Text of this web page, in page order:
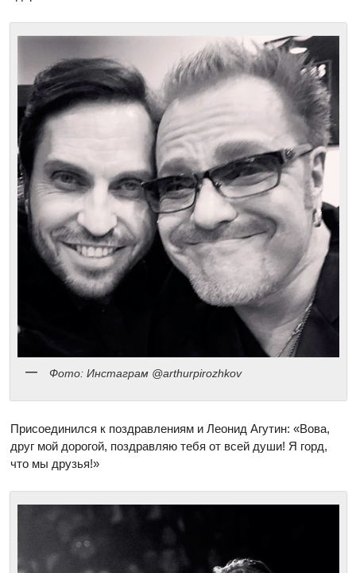
Фото: Инстаграм @arthurpirozhkov
Присоединился к поздравлениям и Леонид Агутин: «Вова,
друг мой дорогой, поздравляю тебя от всей души! Я горд,
что мы друзья!»